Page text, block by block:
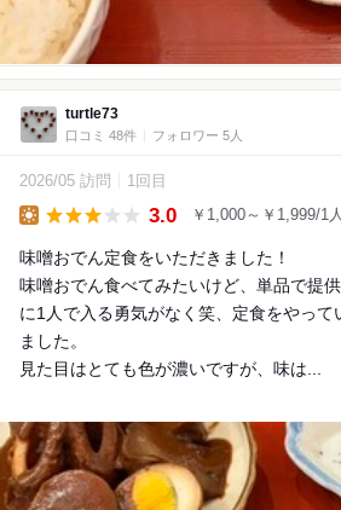
turtle73
口コミ 48件 フォロワー 5人
2026/05 訪問 1回目
3.0 ￥1,000～￥1,999/1人
味噌おでん定食をいただきました！
味噌おでん食べてみたいけど、単品で提
に1人で入る勇気がなく笑、定食をやっ
ました。
見た目はとても色が濃いですが、味は...